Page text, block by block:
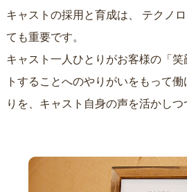
キャストの採用と育成は、
ても重要です。
キャスト一人ひとりがお客様の「
トすることへのやりがいをもって働
りを、キャスト自身の声を活かしつ